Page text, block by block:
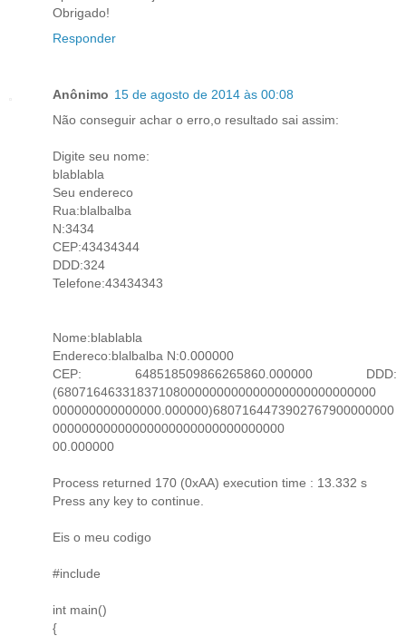
Obrigado!
Responder
Anônimo 15 de agosto de 2014 às 00:08
Não conseguir achar o erro,o resultado sai assim:
Digite seu nome:
blablabla
Seu endereco
Rua:blalbalba
N:3434
CEP:43434344
DDD:324
Telefone:43434343
Nome:blablabla
Endereco:blalbalba N:0.000000
CEP: 648518509866265860.000000 DDD:
(68071646331837108000000000000000000000000000
000000000000000.000000)6807164473902767900000000
00000000000000000000000000000000
00.000000
Process returned 170 (0xAA) execution time : 13.332 s
Press any key to continue.
Eis o meu codigo
#include
int main()
{